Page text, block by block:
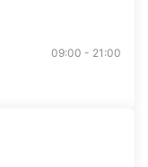
09:00 - 21:00